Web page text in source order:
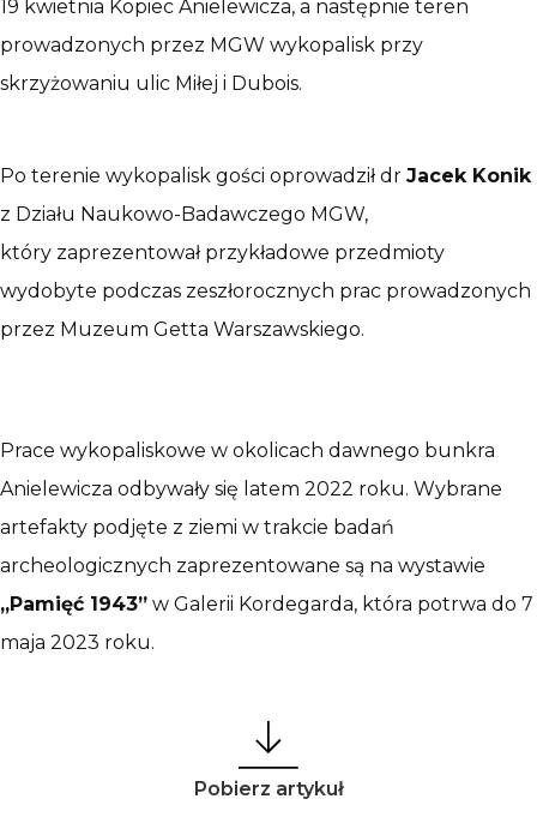
19 kwietnia Kopiec Anielewicza, a następnie teren
prowadzonych przez MGW wykopalisk przy
skrzyżowaniu ulic Miłej i Dubois.
Po terenie wykopalisk gości oprowadził dr Jacek Konik
z Działu Naukowo-Badawczego MGW,
który zaprezentował przykładowe przedmioty
wydobyte podczas zeszłorocznych prac prowadzonych
przez Muzeum Getta Warszawskiego.
Prace wykopaliskowe w okolicach dawnego bunkra
Anielewicza odbywały się latem 2022 roku. Wybrane
artefakty podjęte z ziemi w trakcie badań
archeologicznych zaprezentowane są na wystawie
„Pamięć 1943” w Galerii Kordegarda, która potrwa do 7
maja 2023 roku.
Pobierz artykuł